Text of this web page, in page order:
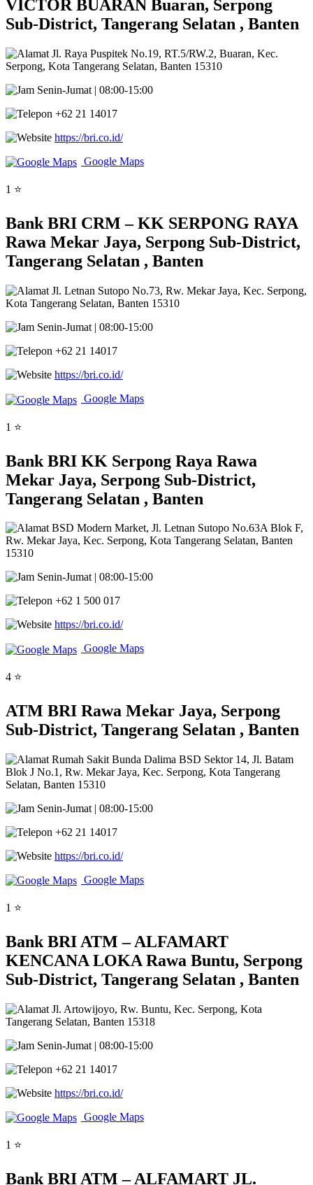
VICTOR BUARAN Buaran, Serpong
Sub-District, Tangerang Selatan , Banten
Jl. Raya Puspitek No.19, RT.5/RW.2, Buaran, Kec.
Serpong, Kota Tangerang Selatan, Banten 15310
Senin-Jumat | 08:00-15:00
+62 21 14017
https://bri.co.id/
Google Maps
1 ⭐
Bank BRI CRM – KK SERPONG RAYA
Rawa Mekar Jaya, Serpong Sub-District,
Tangerang Selatan , Banten
Jl. Letnan Sutopo No.73, Rw. Mekar Jaya, Kec. Serpong,
Kota Tangerang Selatan, Banten 15310
Senin-Jumat | 08:00-15:00
+62 21 14017
https://bri.co.id/
Google Maps
1 ⭐
Bank BRI KK Serpong Raya Rawa
Mekar Jaya, Serpong Sub-District,
Tangerang Selatan , Banten
BSD Modern Market, Jl. Letnan Sutopo No.63A Blok F,
Rw. Mekar Jaya, Kec. Serpong, Kota Tangerang Selatan, Banten
15310
Senin-Jumat | 08:00-15:00
+62 1 500 017
https://bri.co.id/
Google Maps
4 ⭐
ATM BRI Rawa Mekar Jaya, Serpong
Sub-District, Tangerang Selatan , Banten
Rumah Sakit Bunda Dalima BSD Sektor 14, Jl. Batam
Blok J No.1, Rw. Mekar Jaya, Kec. Serpong, Kota Tangerang
Selatan, Banten 15310
Senin-Jumat | 08:00-15:00
+62 21 14017
https://bri.co.id/
Google Maps
1 ⭐
Bank BRI ATM – ALFAMART
KENCANA LOKA Rawa Buntu, Serpong
Sub-District, Tangerang Selatan , Banten
Jl. Artowijoyo, Rw. Buntu, Kec. Serpong, Kota
Tangerang Selatan, Banten 15318
Senin-Jumat | 08:00-15:00
+62 21 14017
https://bri.co.id/
Google Maps
1 ⭐
Bank BRI ATM – ALFAMART JL.